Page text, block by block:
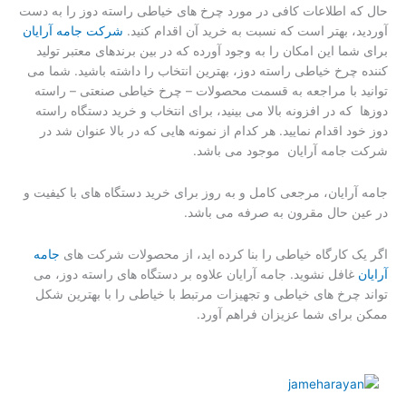
حال که اطلاعات کافی در مورد چرخ های خیاطی راسته دوز را به دست
آوردید، بهتر است که نسبت به خرید آن اقدام کنید. شرکت جامه آرایان
برای شما این امکان را به وجود آورده که در بین برندهای معتبر تولید
کننده چرخ خیاطی راسته دوز، بهترین انتخاب را داشته باشید. شما می
توانید با مراجعه به قسمت محصولات – چرخ خیاطی صنعتی – راسته
دوزها که در افزونه بالا می بینید، برای انتخاب و خرید دستگاه راسته
دوز خود اقدام نمایید. هر کدام از نمونه هایی که در بالا عنوان شد در
شرکت جامه آرایان موجود می باشد.
جامه آرایان، مرجعی کامل و به روز برای خرید دستگاه های با کیفیت و
در عین حال مقرون به صرفه می باشد.
اگر یک کارگاه خیاطی را بنا کرده اید، از محصولات شرکت های جامه
آرایان غافل نشوید. جامه آرایان علاوه بر دستگاه ‌های راسته دوز، می
‌تواند چرخ های خیاطی و تجهیزات مرتبط با خیاطی را با بهترین شکل
ممکن برای شما عزیزان فراهم آورد.